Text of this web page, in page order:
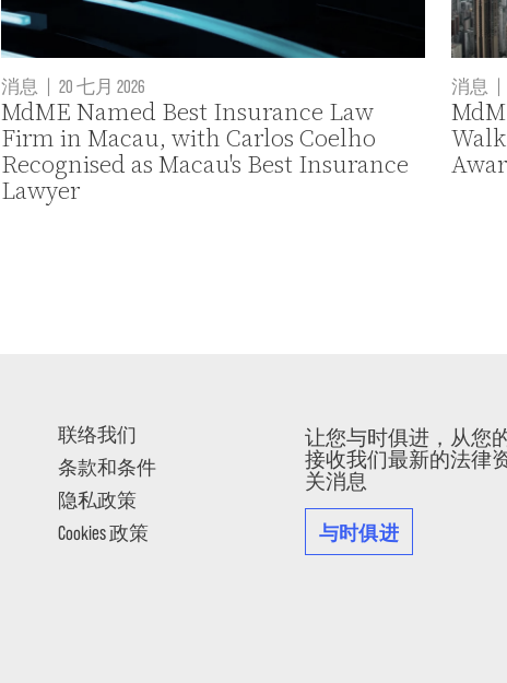
消息 | 20 七月 2026
MdME Named Best Insurance Law
Firm in Macau, with Carlos Coelho
Recognised as Macau's Best Insurance
Lawyer
消息 |
联络我们
条款和条件
隐私政策
Cookies 政策
让您与时俱进，从您
接收我们最新的法律
关消息
与时俱进